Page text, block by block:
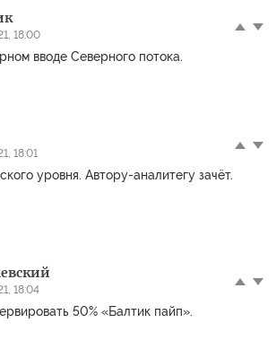
18:00
вводе Северного потока.
18:01
уровня. Автору-аналитегу зачёт.
18:04
50% «Балтик пайп».